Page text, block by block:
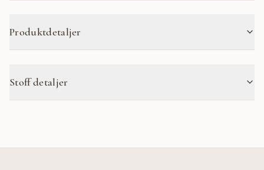
Produktdetaljer
Stoff detaljer